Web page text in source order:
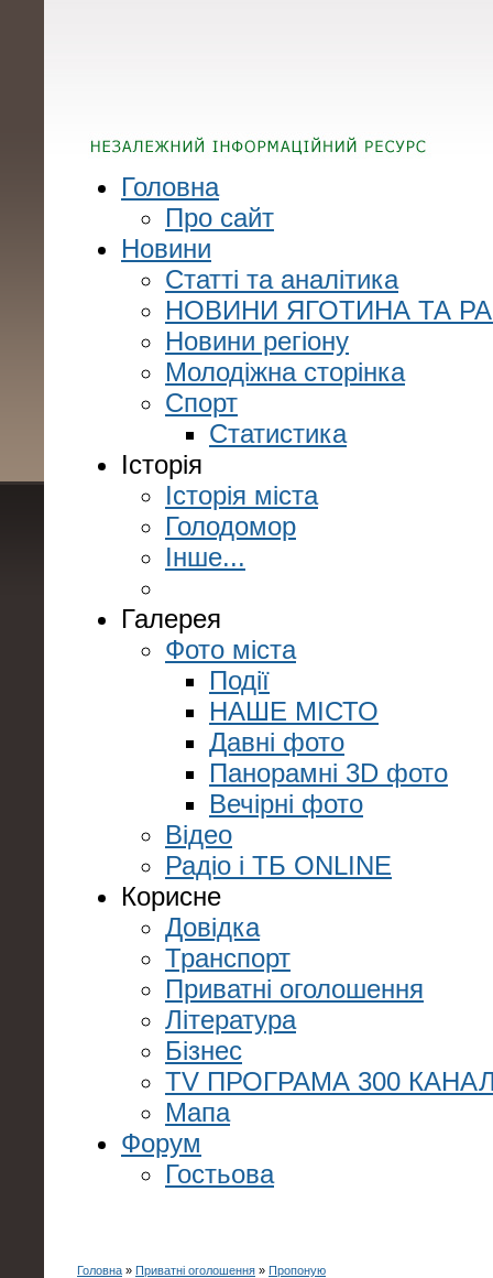
Головна
Про сайт
Новини
Статті та аналітика
НОВИНИ ЯГОТИНА ТА
Новини регіону
Молодіжна сторінка
Спорт
Статистика
Історія
Історія міста
Голодомор
Інше...
Галерея
Фото міста
Події
НАШЕ МІСТО
Давні фото
Панорамні 3D фото
Вечірні фото
Відео
Радіо і ТБ ONLINE
Корисне
Довідка
Транспорт
Приватні оголошення
Література
Бізнес
TV ПРОГРАМА 300
Мапа
Форум
Гостьова
Головна » Приватні оголошення » Пропоную